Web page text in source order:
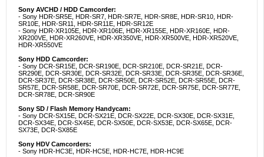
Sony AVCHD / HDD Camcorder:
- Sony HDR-SR5E, HDR-SR7, HDR-SR7E, HDR-SR8E, HDR-SR10, HDR-
SR10E, HDR-SR11, HDR-SR11E, HDR-SR12E
- Sony HDR-XR105E, HDR-XR106E, HDR-XR155E, HDR-XR160E, HDR-
XR200VE, HDR-XR260VE, HDR-XR350VE, HDR-XR500VE, HDR-XR520VE,
HDR-XR550VE
Sony HDD Camcorder:
- Sony DCR-SR15E, DCR-SR190E, DCR-SR210E, DCR-SR21E, DCR-
SR290E, DCR-SR30E, DCR-SR32E, DCR-SR33E, DCR-SR35E, DCR-SR36E,
DCR-SR37E, DCR-SR38E, DCR-SR50E, DCR-SR52E, DCR-SR55E, DCR-
SR57E, DCR-SR58E, DCR-SR70E, DCR-SR72E, DCR-SR75E, DCR-SR77E,
DCR-SR78E, DCR-SR90E
Sony SD / Flash Memory Handycam:
- Sony DCR-SX15E, DCR-SX21E, DCR-SX22E, DCR-SX30E, DCR-SX31E,
DCR-SX34E, DCR-SX45E, DCR-SX50E, DCR-SX53E, DCR-SX65E, DCR-
SX73E, DCR-SX85E
Sony HDV Camcorders:
- Sony HDR-HC3E, HDR-HC5E, HDR-HC7E, HDR-HC9E